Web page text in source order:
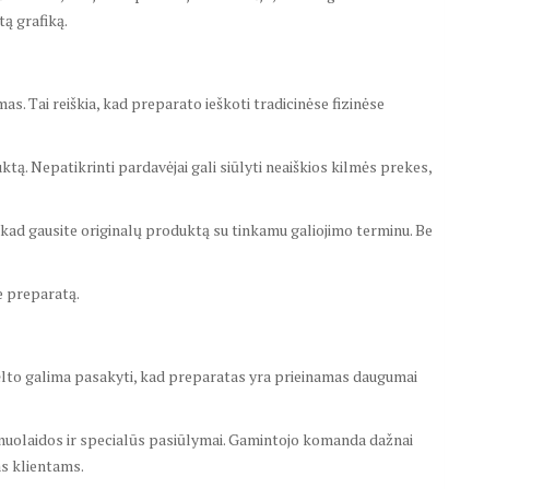
grafiką.
Tai reiškia, kad preparato ieškoti tradicinėse fizinėse
Nepatikrinti pardavėjai gali siūlyti neaiškios kilmės prekes,
gausite originalų produktą su tinkamu galiojimo terminu. Be
preparatą.
galima pasakyti, kad preparatas yra prieinamas daugumai
ir specialūs pasiūlymai. Gamintojo komanda dažnai
klientams.